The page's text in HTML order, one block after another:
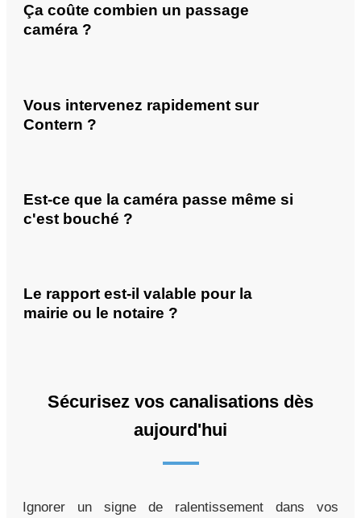
Ça coûte combien un passage
caméra ?
Vous intervenez rapidement sur
Contern ?
Est-ce que la caméra passe même si
c'est bouché ?
Le rapport est-il valable pour la
mairie ou le notaire ?
Sécurisez vos canalisations dès
aujourd'hui
Ignorer un signe de ralentissement dans vos